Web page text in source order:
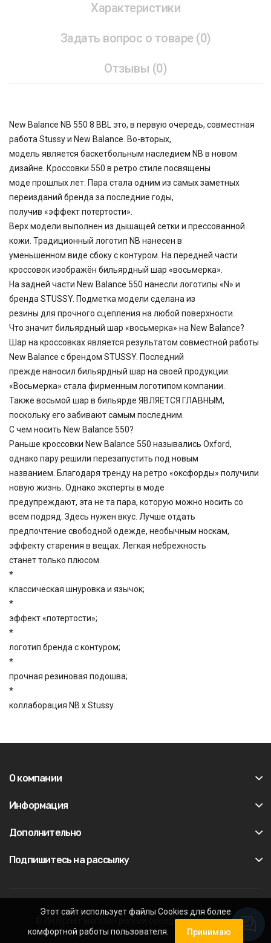
Характеристики
Задать вопрос о товаре (0)
Отзывы (0)
New Balance NB 550 8 BBL это, в первую очередь, совместная
работа Stussy и New Balance. Во-вторых,
модель является баскетбольным наследием NB в новом
дизайне. Кроссовки 550 в ретро стиле посвящены
моде прошлых лет. Пара стала одним из самых заметных
переизданий бренда за последние годы,
получив «эффект потертости».
Верх модели выполнен из дышащей сетки и прессованной
кожи. Традиционный логотип NB нанесен в
уменьшенном виде сбоку с контуром. На передней части
кроссовок изображён бильярдный шар «восьмерка».
На задней части New Balance 550 нанесли логотипы «N» и
бренда STUSSY. Подметка модели сделана из
резины для прочного сцепления на любой поверхности.
Что значит бильярдный шар «восьмерка» на New Balance?
Шар на кроссовках является результатом совместной работы
New Balance с брендом STUSSY. Последний
прежде наносил бильярдный шар на своей продукции.
«Восьмерка» стала фирменным логотипом компании.
Также восьмой шар в бильярде ЯВЛЯЕТСЯ ГЛАВНЫМ,
поскольку его забивают самым последним.
С чем носить New Balance 550?
Раньше кроссовки New Balance 550 назывались Oxford,
однако пару решили перезапустить под новым
названием. Благодаря тренду на ретро «оксфорды» получили
новую жизнь. Однако эксперты в моде
предупреждают, эта не та пара, которую можно носить со
всем подряд. Здесь нужен вкус. Лучше отдать
предпочтение свободной одежде, необычным носкам,
эффекту старения в вещах. Легкая небрежность
станет только плюсом.
*
классическая шнуровка и язычок;
*
эффект «потертости»;
*
логотип бренда с контуром;
*
прочная резиновая подошва;
*
коллаборация NB х Stussy.
О компании
Информация
Дополнительно
Подпишитесь на рассылку
© Интернет магазин реплик брендовых кроссовок
Этот сайт использует файлы Cookies для более
комфортной работы пользователя.